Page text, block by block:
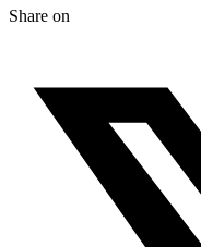
Share on